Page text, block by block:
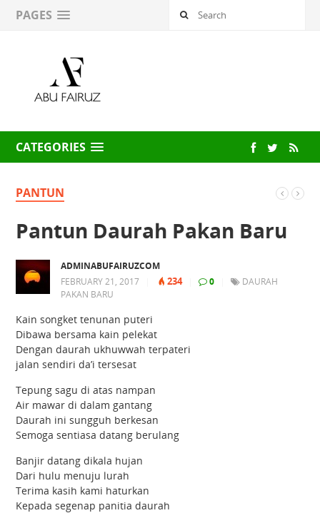
PAGES
CATEGORIES
PANTUN
Pantun Daurah Pakan Baru
ADMINABUFAIRUZCOM
FEBRUARY 21, 2017
234 0
DAURAH
PAKAN BARU
Kain songket tenunan puteri
Dibawa bersama kain pelekat
Dengan daurah ukhuwwah terpateri
jalan sendiri da’i tersesat
Tepung sagu di atas nampan
Air mawar di dalam gantang
Daurah ini sungguh berkesan
Semoga sentiasa datang berulang
Banjir datang dikala hujan
Dari hulu menuju lurah
Terima kasih kami haturkan
Kepada segenap panitia daurah